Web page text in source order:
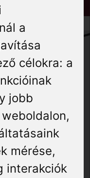
a
célokra: a
jobb
,
mérése,
interakciók